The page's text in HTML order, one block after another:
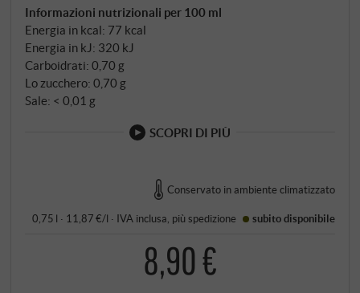
Informazioni nutrizionali per 100 ml
Energia in kcal: 77 kcal
Energia in kJ: 320 kJ
Carboidrati: 0,70 g
Lo zucchero: 0,70 g
Sale: < 0,01 g
SCOPRI DI PIÙ
Conservato in ambiente climatizzato
0,75 l · 11,87 €/l · IVA inclusa , piùspedizione subito disponibile
8,90 €